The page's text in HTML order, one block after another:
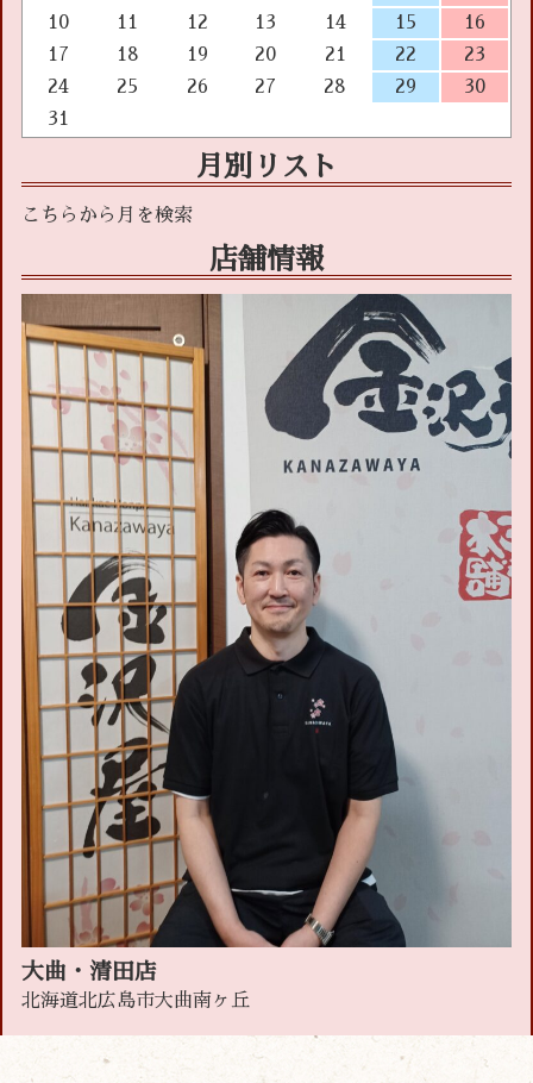
10
11 12 13 14 15
16
17
18 19 20 21 22
23
24
25 26 27 28 29
30
31
月別リスト
店舗情報
大曲・清田店
北海道北広島市大曲南ヶ丘